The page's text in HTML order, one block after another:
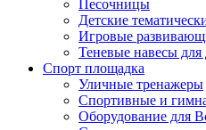
Песочницы
Детские
Игровые
Теневые навесы
Спорт площадка
Уличные тренажеры
Спортивные и
Оборудование для